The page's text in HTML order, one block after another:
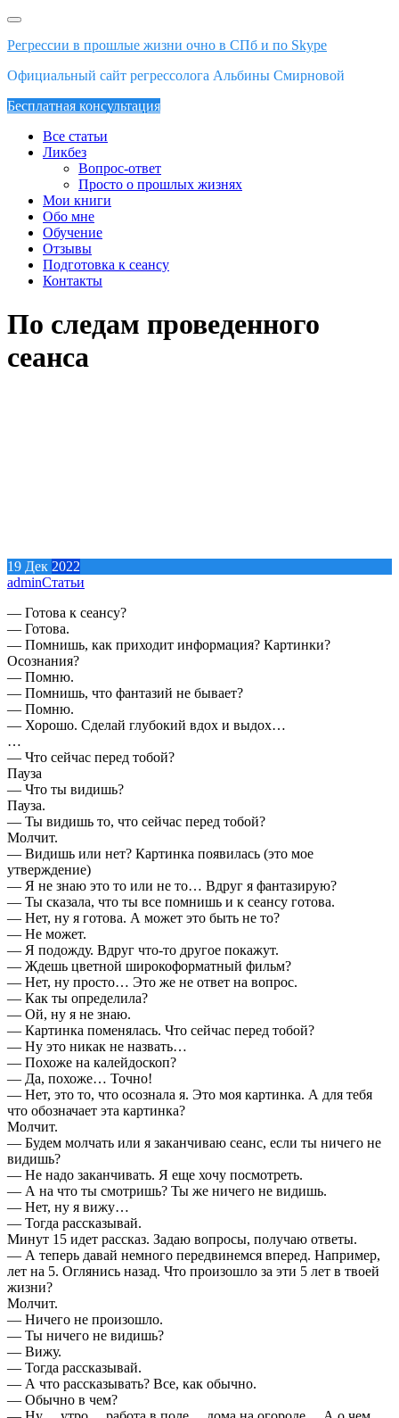
Skip
content
Регрессии в прошлые жизни очно в СПб и по Skype
Официальный сайт регрессолога Альбины Смирновой
Бесплатная консультация
Все статьи
Ликбез
Вопрос-ответ
Просто о прошлых жизнях
Мои книги
Обо мне
Обучение
Отзывы
Подготовка к сеансу
Контакты
По следам проведенного
сеанса
19 Дек 2022
adminСтатьи
— Готова к сеансу?
— Готова.
— Помнишь, как приходит информация? Картинки?
Осознания?
— Помню.
— Помнишь, что фантазий не бывает?
— Помню.
— Хорошо. Сделай глубокий вдох и выдох…
…
— Что сейчас перед тобой?
Пауза
— Что ты видишь?
Пауза.
— Ты видишь то, что сейчас перед тобой?
Молчит.
— Видишь или нет? Картинка появилась (это мое
утверждение)
— Я не знаю это то или не то… Вдруг я фантазирую?
— Ты сказала, что ты все помнишь и к сеансу готова.
— Нет, ну я готова. А может это быть не то?
— Не может.
— Я подожду. Вдруг что-то другое покажут.
— Ждешь цветной широкоформатный фильм?
— Нет, ну просто… Это же не ответ на вопрос.
— Как ты определила?
— Ой, ну я не знаю.
— Картинка поменялась. Что сейчас перед тобой?
— Ну это никак не назвать…
— Похоже на калейдоскоп?
— Да, похоже… Точно!
— Нет, это то, что осознала я. Это моя картинка. А для тебя
что обозначает эта картинка?
Молчит.
— Будем молчать или я заканчиваю сеанс, если ты ничего не
видишь?
— Не надо заканчивать. Я еще хочу посмотреть.
— А на что ты смотришь? Ты же ничего не видишь.
— Нет, ну я вижу…
— Тогда рассказывай.
Минут 15 идет рассказ. Задаю вопросы, получаю ответы.
— А теперь давай немного передвинемся вперед. Например,
лет на 5. Оглянись назад. Что произошло за эти 5 лет в твоей
жизни?
Молчит.
— Ничего не произошло.
— Ты ничего не видишь?
— Вижу.
— Тогда рассказывай.
— А что рассказывать? Все, как обычно.
— Обычно в чем?